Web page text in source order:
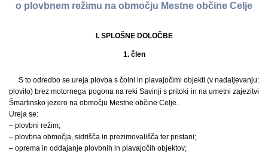
o plovbnem režimu na območju Mestne občine Celje
I. SPLOŠNE DOLOČBE
1. člen
S to odredbo se ureja plovba s čolni in plavajočimi objekti (v nadaljevanju:
plovilo) brez motornega pogona na reki Savinji s pritoki in na umetni zajezitvi
Šmartinsko jezero na območju Mestne občine Celje.
Ureja se:
– plovbni režim;
– plovbna območja, sidrišča in prezimovališča ter pristani;
– oprema in oddajanje plovbnih in plavajočih objektov;